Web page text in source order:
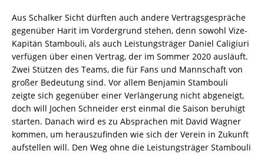
Aus Schalker Sicht dürften auch andere Vertragsgespräche
gegenüber Harit im Vordergrund stehen, denn sowohl Vize-
Kapitän Stambouli, als auch Leistungsträger Daniel Caligiuri
verfügen über einen Vertrag, der im Sommer 2020 ausläuft.
Zwei Stützen des Teams, die für Fans und Mannschaft von
großer Bedeutung sind. Vor allem Benjamin Stambouli
zeigte sich gegenüber einer Verlängerung nicht abgeneigt,
doch will Jochen Schneider erst einmal die Saison beruhigt
starten. Danach wird es zu Absprachen mit David Wagner
kommen, um herauszufinden wie sich der Verein in Zukunft
aufstellen will. Den Weg ohne die Leistungsträger Stambouli